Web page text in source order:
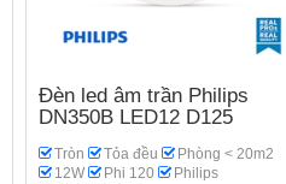
Đèn led âm trần Philips
DN350B LED12 D125
Tròn Tỏa đều
Phòng < 20m2
12W
Phi 120
Philips